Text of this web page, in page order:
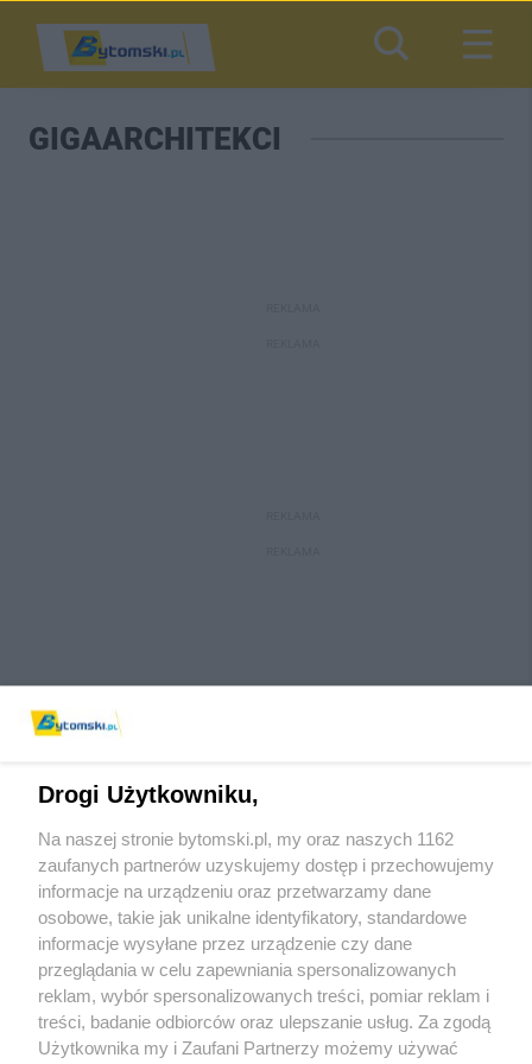
GIGAARCHITEKCI
Wydawca mediów lokalnych
Nie zapomnij
zapoznać się z:
polityką prywatności regulamin korzystania z portali
Twojemiasto Skontaktuj sięz nami
Drogi Użytkowniku,
Na naszej stronie bytomski.pl, my oraz naszych 1162
zaufanych partnerów uzyskujemy dostęp i przechowujemy
informacje na urządzeniu oraz przetwarzamy dane
osobowe, takie jak unikalne identyfikatory, standardowe
informacje wysyłane przez urządzenie czy dane
przeglądania w celu zapewniania spersonalizowanych
reklam, wybór spersonalizowanych treści, pomiar reklam i
treści, badanie odbiorców oraz ulepszanie usług. Za zgodą
Użytkownika my i Zaufani Partnerzy możemy używać